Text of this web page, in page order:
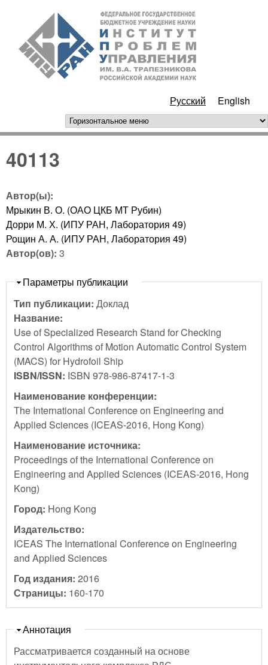
Перейти к основному
содержанию
РАН
Русский English
горизонтальное меню
40113
Автор(ы):
Мрыкин В. О. (ОАО ЦКБ МТ Рубин)
Дорри М. Х. (ИПУ РАН, Лаборатория 49)
Рощин А. А. (ИПУ РАН, Лаборатория 49)
Автор(ов): 3
Скрыть
Параметры публикации
Тип публикации: Доклад
Название:
Use of Specialized Research Stand for Checking
Control Algorithms of Motion Automatic Control System
(MACS) for Hydrofoil Ship
ISBN/ISSN: ISBN 978-986-87417-1-3
Наименование конференции:
The International Conference on Engineering and
Applied Sciences (ICEAS-2016, Hong Kong)
Наименование источника:
Proceedings of the International Conference on
Engineering and Applied Sciences (ICEAS-2016, Hong
Kong)
Город: Hong Kong
Издательство:
ICEAS The International Conference on Engineering
and Applied Sciences
Год издания: 2016
Страницы: 160-170
Скрыть
Аннотация
Рассматривается созданный на основе